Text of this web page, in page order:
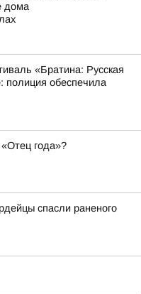
дома
«Братина: Русская
полиция обеспечила
года»?
спасли раненого